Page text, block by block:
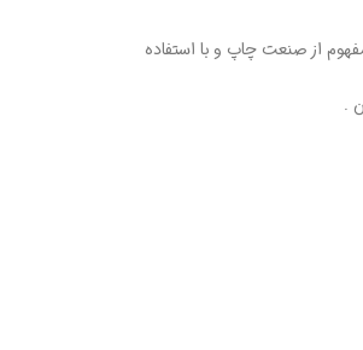
از صنعت چاپ و با استفاده
.